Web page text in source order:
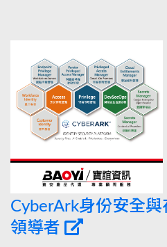
CyberArk身份安全與
領導者